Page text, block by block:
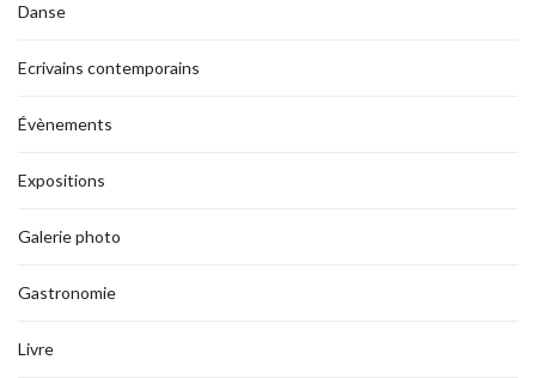
Danse
Ecrivains contemporains
Évènements
Expositions
Galerie photo
Gastronomie
Livre